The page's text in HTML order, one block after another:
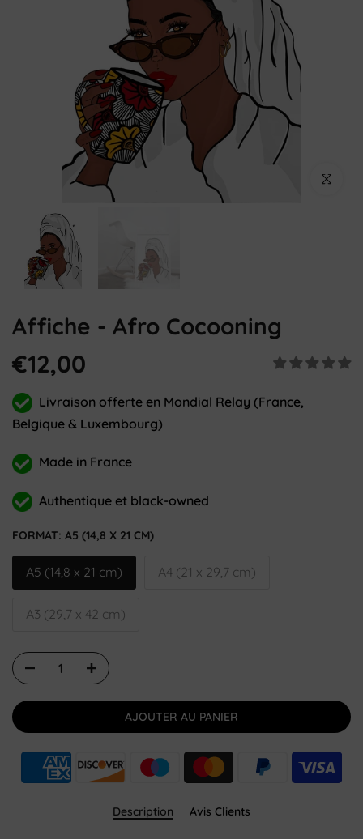
Cliquez
Affiche - Afro Cocooning
€12,00
Livraison offerte en Mondial Relay (France,
Belgique & Luxembourg)
Made in France
Authentique et black-owned
FORMAT: A5 (14,8 X 21 CM)
A5 (14,8 x 21 cm) A4 (21 x 29,7 cm)
A3 (29,7 x 42 cm)
AJOUTER AU PANIER
Description Avis Clients